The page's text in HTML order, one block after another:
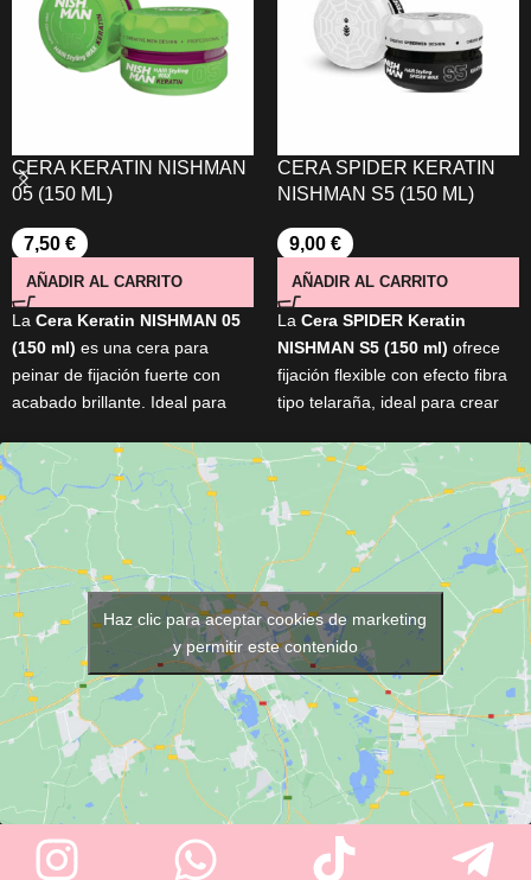
CERA KERATIN NISHMAN
05 (150 ML)
7,50 €
AÑADIR AL CARRITO
La Cera Keratin NISHMAN 05
(150 ml) es una cera para
peinar de fijación fuerte con
acabado brillante. Ideal para
volumen, textura y definición
sin dejar residuos grasos.
Perfecta para crear estilos
duraderos con un look natural y
pulido.
CERA SPIDER KERATIN
NISHMAN S5 (150 ML)
9,00 €
AÑADIR AL CARRITO
La Cera SPIDER Keratin
NISHMAN S5 (150 ml) ofrece
fijación flexible con efecto fibra
tipo telaraña, ideal para crear
y brillo natural. Con aroma
frutal, fórmula sin residuos y
fácil de lavar, es perfecta para
todo tipo de cabello y uso
diario.
Haz clic para aceptar cookies de marketing
y permitir este contenido